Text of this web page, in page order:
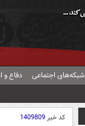
شبکه‌های اجتماعی دفاع و
کد خبر1409809